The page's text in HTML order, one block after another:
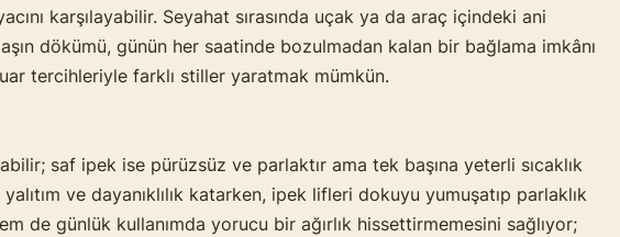
karşılayabilir. Seyahat sırasında uçak ya da araç içindeki ani
dökümü, günün her saatinde bozulmadan kalan bir bağlama imkânı
tercihleriyle farklı stiller yaratmak mümkün.
saf ipek ise pürüzsüz ve parlaktır ama tek başına yeterli sıcaklık
ve dayanıklılık katarken, ipek lifleri dokuyu yumuşatıp parlaklık
de günlük kullanımda yorucu bir ağırlık hissettirmemesini sağlıyor;